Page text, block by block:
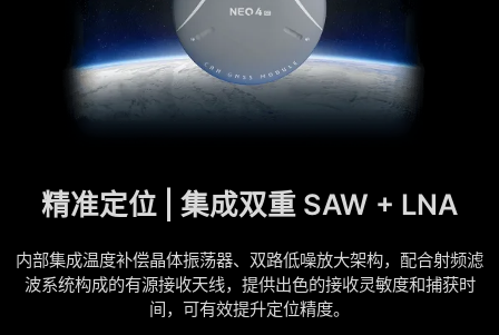
精准定位 | 集成双重 SAW + LNA
内部集成温度补偿晶体振荡器、双路低噪放大架构，配合射频滤
波系统构成的有源接收天线，提供出色的接收灵敏度和捕获时
间，可有效提升定位精度。